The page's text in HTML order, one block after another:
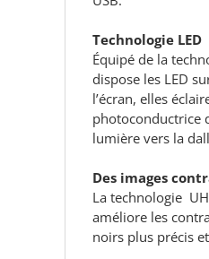
Technologie LED
Équipé de la
dispose les LED
l’écran, elles
photoconductrice
lumière vers la
Des images
La technologie
améliore les
noirs plus précis